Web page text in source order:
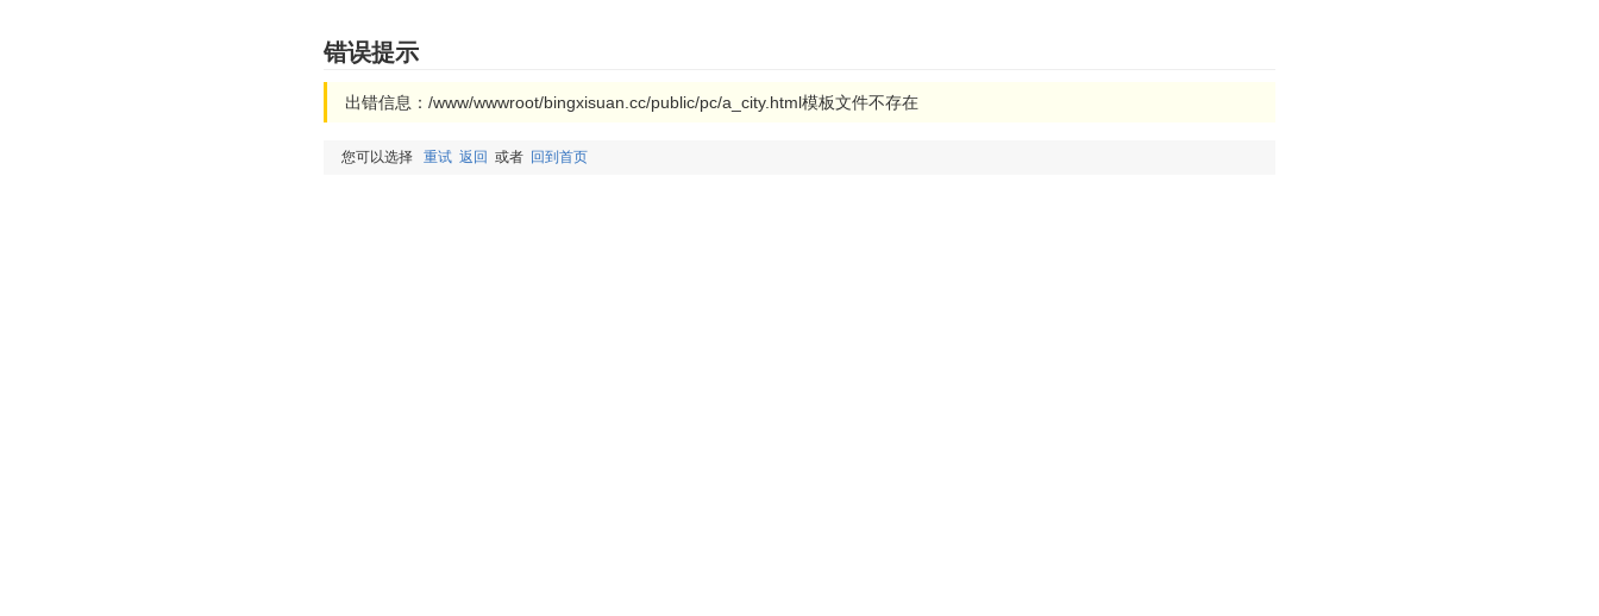
错误提示
出错信息：/www/wwwroot/bingxisuan.cc/public/pc/a_city.html模板文件不存在
您可以选择 重试 返回 或者 回到首页